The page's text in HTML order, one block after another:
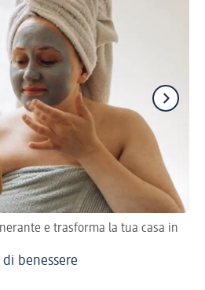
e trasforma la tua casa in
benessere